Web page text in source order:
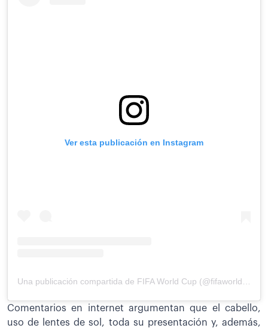
Ver esta publicación en Instagram
Comentarios en internet argumentan que el cabello,
uso de lentes de sol, toda su presentación y, además,